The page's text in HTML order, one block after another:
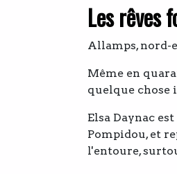
Les rêves
Allamps, nord-
Même en
quelque chose
Elsa Daynac
Pompidou, et
l'entoure,